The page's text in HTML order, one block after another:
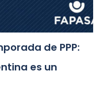
de PPP:
es un